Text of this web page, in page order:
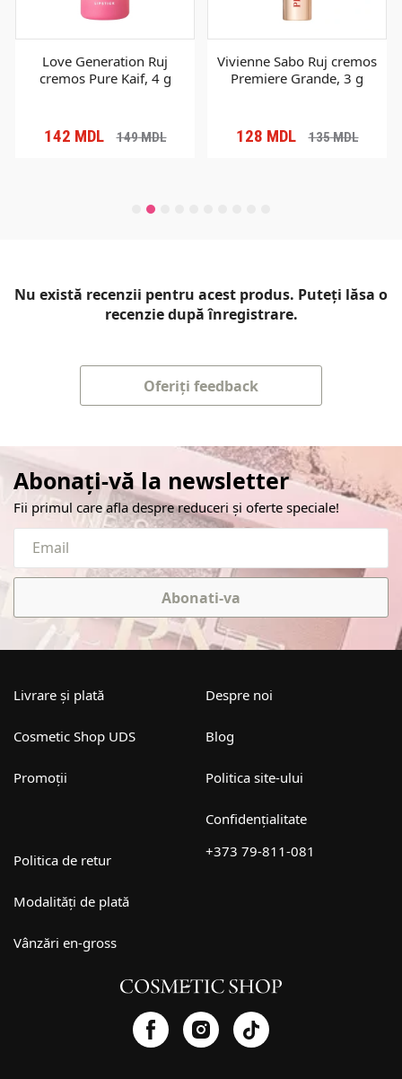
Love Generation Ruj
cremos Pure Kaif, 4 g
142 MDL 149MDL
Vivienne Sabo Ruj cremos
Premiere Grande, 3 g
128 MDL 135MDL
Nu există recenzii pentru acest produs. Puteți lăsa o
recenzie după înregistrare.
Oferiți feedback
Abonați-vă la newsletter
Fii primul care afla despre reduceri și oferte speciale!
Abonati-va
Livrare și plată
Cosmetic Shop UDS
Promoții
Despre noi
Blog
Politica site-ului
Confidențialitate
Politica de retur
Modalități de plată
Vânzări en-gross
+373 79-811-081